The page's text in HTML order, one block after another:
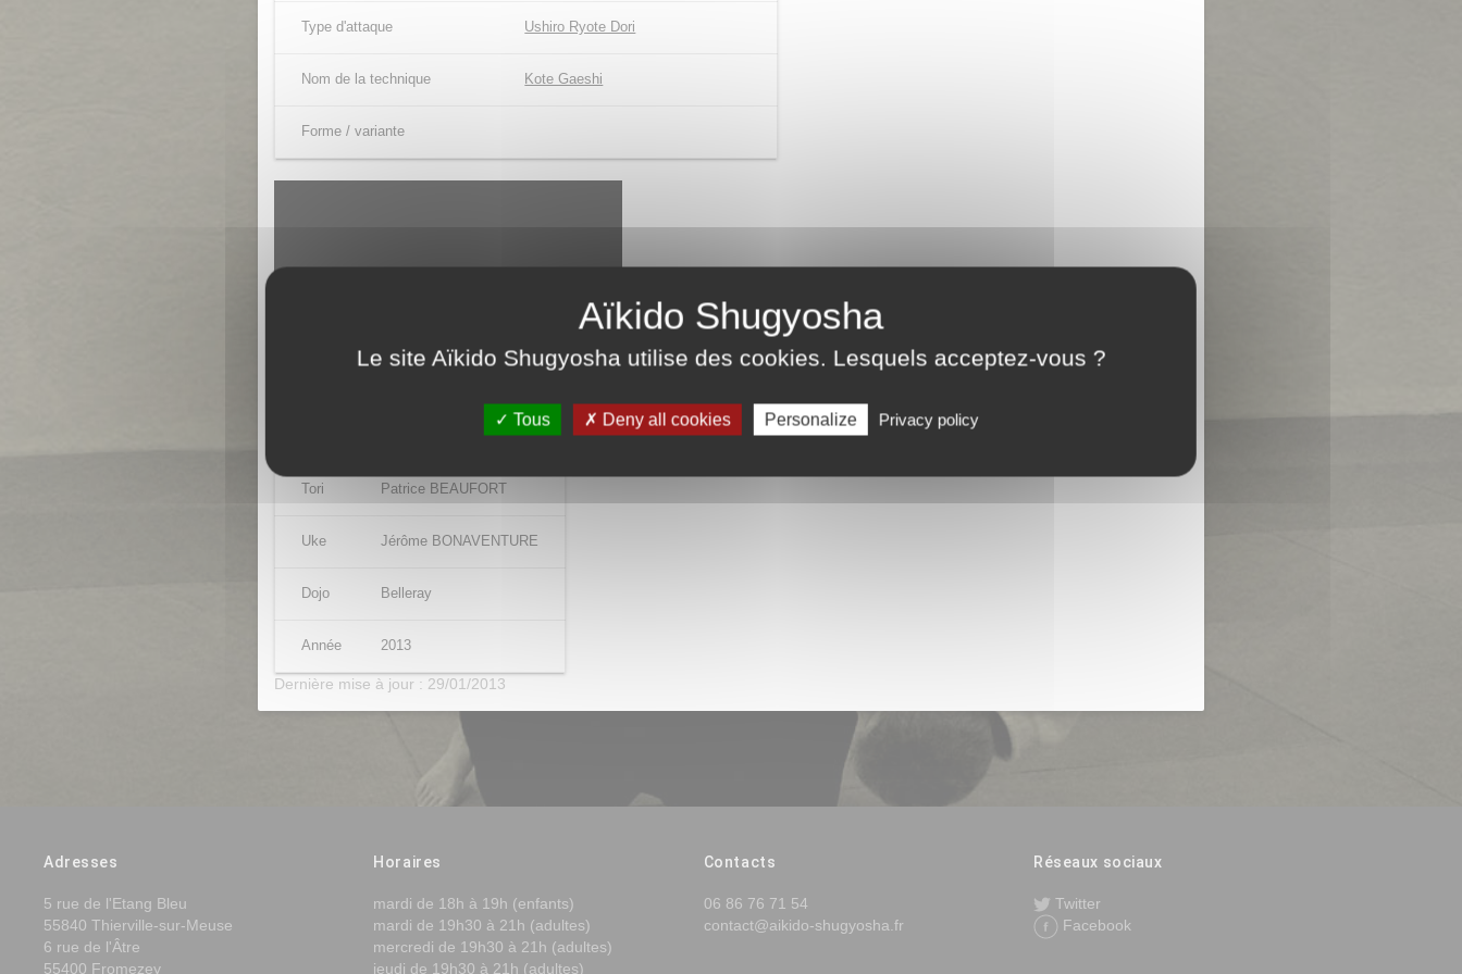
Type d'attaque Ushiro Ryote Dori
Nom de la technique Kote Gaeshi
Forme / variante
Tori Patrice BEAUFORT
Uke Jérôme BONAVENTURE
Dojo Belleray
Année 2013
Dernière mise à jour : 29/01/2013
Adresses
5 rue de l'Etang Bleu
55840 Thierville-sur-Meuse
6 rue de l'Âtre
55400 Fromezey
Horaires
mardi de 18h à 19h (enfants)
mardi de 19h30 à 21h (adultes)
mercredi de 19h30 à 21h (adultes)
jeudi de 19h30 à 21h (adultes)
Contacts
06 86 76 71 54
contact@aikido-shugyosha.fr
Réseaux sociaux
Twitter
Facebook
Le site Aïkido Shugyosha utilise des cookies. Lesquels acceptez-vous ?
Tous Deny all cookies Personalize Privacy policy